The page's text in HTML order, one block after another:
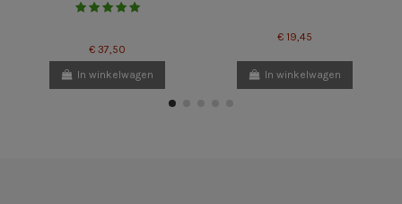
€ 37,50
In winkelwagen
€ 19,45
In winkelwagen